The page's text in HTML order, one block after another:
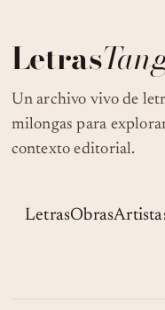
Letras
Un archivo vivo de
milongas para
contexto editorial.
LetrasObras